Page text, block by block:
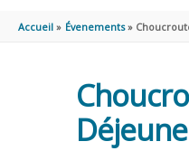
Accueil Évenements